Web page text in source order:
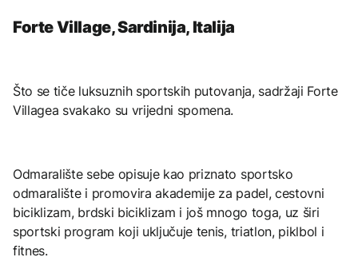
Forte Village, Sardinija, Italija
Što se tiče luksuznih sportskih putovanja, sadržaji Forte
Villagea svakako su vrijedni spomena.
Odmaralište sebe opisuje kao priznato sportsko
odmaralište i promovira akademije za padel, cestovni
biciklizam, brdski biciklizam i još mnogo toga, uz širi
sportski program koji uključuje tenis, triatlon, piklbol i
fitnes.